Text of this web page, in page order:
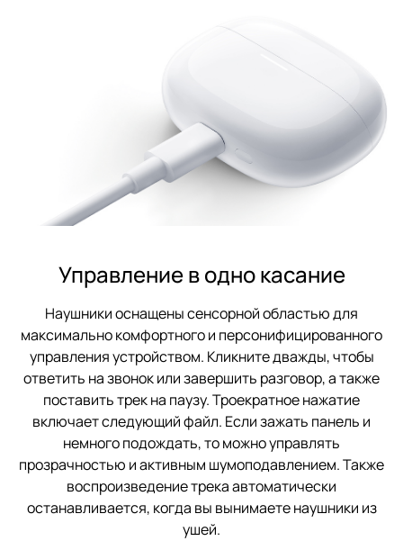
Управление в одно касание
Наушники оснащены сенсорной областью для
максимально комфортного и персонифицированного
управления устройством. Кликните дважды, чтобы
ответить на звонок или завершить разговор, а также
поставить трек на паузу. Троекратное нажатие
включает следующий файл. Если зажать панель и
немного подождать, то можно управлять
прозрачностью и активным шумоподавлением. Также
воспроизведение трека автоматически
останавливается, когда вы вынимаете наушники из
ушей.